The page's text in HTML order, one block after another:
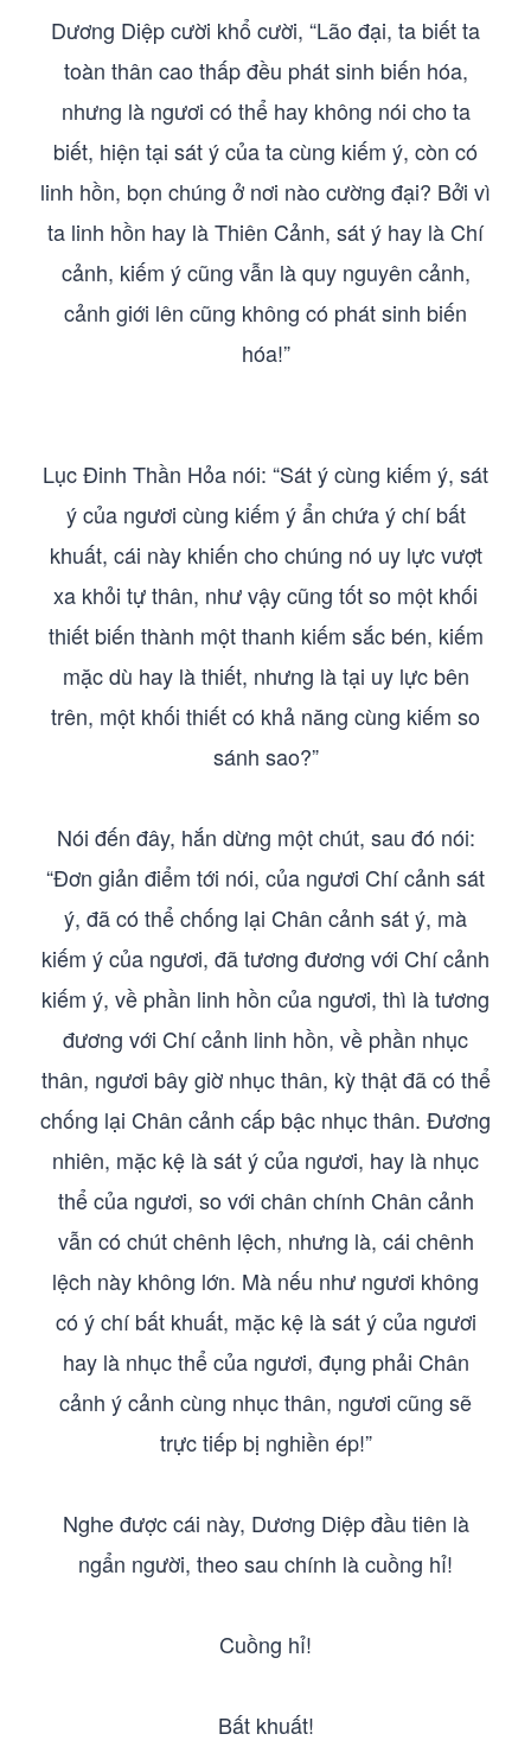
Dương Diệp cười khổ cười, “Lão đại, ta biết ta
toàn thân cao thấp đều phát sinh biến hóa,
nhưng là ngươi có thể hay không nói cho ta
biết, hiện tại sát ý của ta cùng kiếm ý, còn có
linh hồn, bọn chúng ở nơi nào cường đại? Bởi vì
ta linh hồn hay là Thiên Cảnh, sát ý hay là Chí
cảnh, kiếm ý cũng vẫn là quy nguyên cảnh,
cảnh giới lên cũng không có phát sinh biến
hóa!”
Lục Đinh Thần Hỏa nói: “Sát ý cùng kiếm ý, sát
ý của ngươi cùng kiếm ý ẩn chứa ý chí bất
khuất, cái này khiến cho chúng nó uy lực vượt
xa khỏi tự thân, như vậy cũng tốt so một khối
thiết biến thành một thanh kiếm sắc bén, kiếm
mặc dù hay là thiết, nhưng là tại uy lực bên
trên, một khối thiết có khả năng cùng kiếm so
sánh sao?”
Nói đến đây, hắn dừng một chút, sau đó nói:
“Đơn giản điểm tới nói, của ngươi Chí cảnh sát
ý, đã có thể chống lại Chân cảnh sát ý, mà
kiếm ý của ngươi, đã tương đương với Chí cảnh
kiếm ý, về phần linh hồn của ngươi, thì là tương
đương với Chí cảnh linh hồn, về phần nhục
thân, ngươi bây giờ nhục thân, kỳ thật đã có thể
chống lại Chân cảnh cấp bậc nhục thân. Đương
nhiên, mặc kệ là sát ý của ngươi, hay là nhục
thể của ngươi, so với chân chính Chân cảnh
vẫn có chút chênh lệch, nhưng là, cái chênh
lệch này không lớn. Mà nếu như ngươi không
có ý chí bất khuất, mặc kệ là sát ý của ngươi
hay là nhục thể của ngươi, đụng phải Chân
cảnh ý cảnh cùng nhục thân, ngươi cũng sẽ
trực tiếp bị nghiền ép!”
Nghe được cái này, Dương Diệp đầu tiên là
ngẩn người, theo sau chính là cuồng hỉ!
Cuồng hỉ!
Bất khuất!